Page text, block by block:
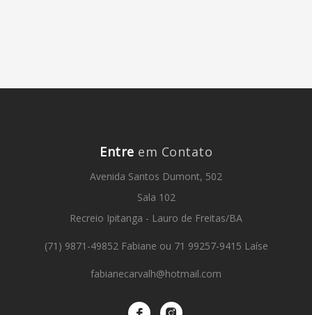
Entre em Contato
Avenida Santos Dumont, 502
Sala 102
Recreio Ipitanga - Lauro de Freitas/BA
(71) 9871-49852 Fabiane ou 71 99257-9415 Laíse
fabianecarvalh@hotmail.com